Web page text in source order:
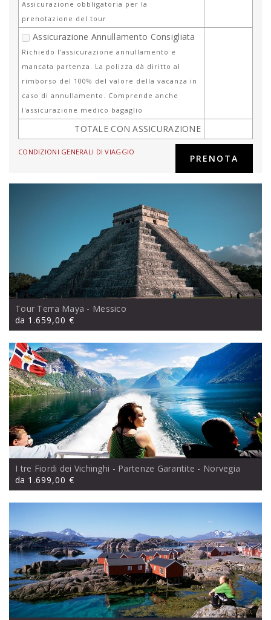
Assicurazione obbligatoria per la
prenotazione del tour
Assicurazione Annullamento Consigliata
Richiedo l'assicurazione annullamento e
mancata partenza. La polizza dà diritto al
rimborso del 100% del valore della vacanza in
caso di annullamento. Comprende anche
l'assicurazione medico bagaglio
TOTALE CON ASSICURAZIONE
CONDIZIONI GENERALI DI VIAGGIO
Tour Terra Maya - Messico
da 1.659,00 €
I tre Fiordi dei Vichinghi - Partenze Garantite - Norvegia
da 1.699,00 €